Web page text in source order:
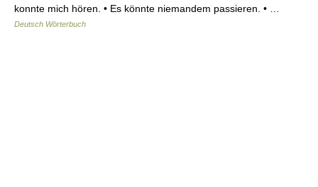
konnte mich hören. • Es könnte niemandem passieren. • …
Deutsch Wörterbuch